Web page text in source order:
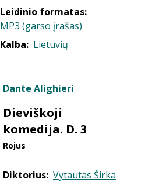
Leidinio formatas:
MP3 (garso įrašas)
Kalba: Lietuvių
Dante Alighieri
Dieviškoji
komedija. D. 3
Rojus
Diktorius: Vytautas Širka